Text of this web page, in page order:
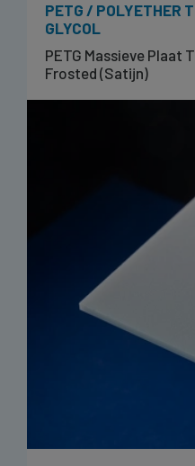
PETG / POLYETHER
GLYCOL
PETG Massieve Plaat
Frosted (Satijn)